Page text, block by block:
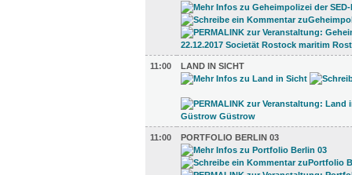
11:00 LAND IN SICHT
11:00 PORTFOLIO BERLIN 03